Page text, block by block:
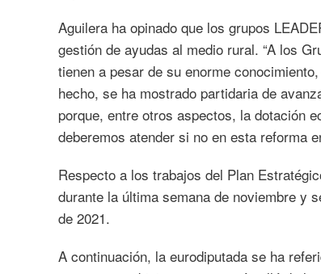
Aguilera ha opinado que los grupos
gestión de ayudas al medio rural. “A los
tienen a pesar de su enorme
hecho, se ha mostrado partidaria de
porque, entre otros aspectos, la dotación
deberemos atender si no en esta reforma
Respecto a los trabajos del Plan
durante la última semana de noviembre y
de 2021.
A continuación, la eurodiputada se ha